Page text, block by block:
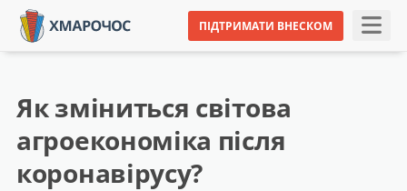
ПІДТРИМАТИ ВНЕСКОМ
Як зміниться світова
агроекономіка після
коронавірусу?